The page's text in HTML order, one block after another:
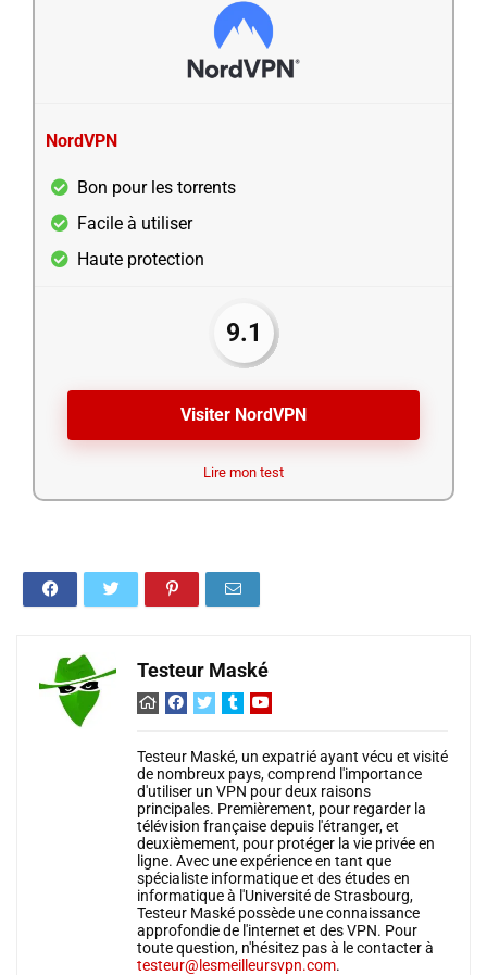
NordVPN
Bon pour les torrents
Facile à utiliser
Haute protection
9.1
Visiter NordVPN
Lire mon test
Testeur Maské
Testeur Maské, un expatrié ayant vécu et visité
de nombreux pays, comprend l'importance
d'utiliser un VPN pour deux raisons
principales. Premièrement, pour regarder la
télévision française depuis l'étranger, et
deuxièmement, pour protéger la vie privée en
ligne. Avec une expérience en tant que
spécialiste informatique et des études en
informatique à l'Université de Strasbourg,
Testeur Maské possède une connaissance
approfondie de l'internet et des VPN. Pour
toute question, n'hésitez pas à le contacter à
testeur@lesmeilleursvpn.com.